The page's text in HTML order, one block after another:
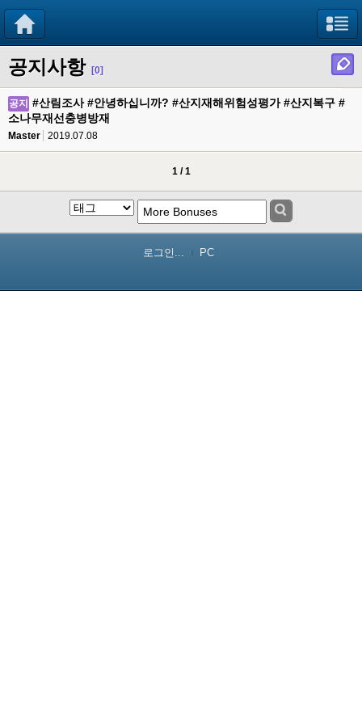
공지사항 [0]
공지
#산림조사 #안녕하십니까? #산지재해위험성평가 #산지복구 #
소나무재선충병방재
Master 2019.07.08
1 / 1
로그인... PC